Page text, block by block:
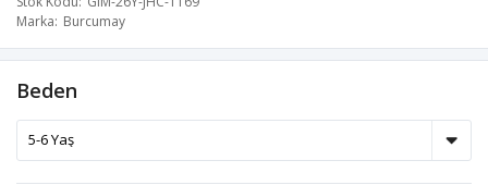
Marka Burcumay
Beden